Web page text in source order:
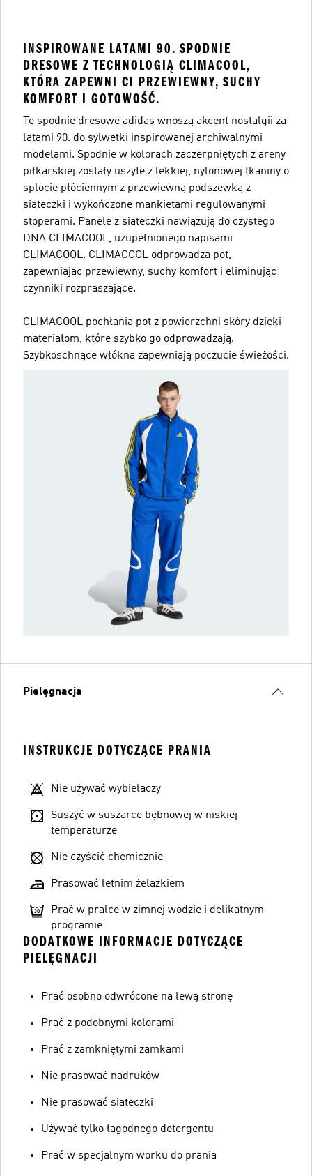
INSPIROWANE LATAMI 90. SPODNIE
DRESOWE Z TECHNOLOGIĄ CLIMACOOL,
KTÓRA ZAPEWNI CI PRZEWIEWNY, SUCHY
KOMFORT I GOTOWOŚĆ.
Te spodnie dresowe adidas wnoszą akcent nostalgii za
latami 90. do sylwetki inspirowanej archiwalnymi
modelami. Spodnie w kolorach zaczerpniętych z areny
piłkarskiej zostały uszyte z lekkiej, nylonowej tkaniny o
splocie płóciennym z przewiewną podszewką z
siateczki i wykończone mankietami regulowanymi
stoperami. Panele z siateczki nawiązują do czystego
DNA CLIMACOOL, uzupełnionego napisami
CLIMACOOL. CLIMACOOL odprowadza pot,
zapewniając przewiewny, suchy komfort i eliminując
czynniki rozpraszające.
CLIMACOOL pochłania pot z powierzchni skóry dzięki
materiałom, które szybko go odprowadzają.
Szybkoschnące włókna zapewniają poczucie świeżości.
Pielęgnacja
INSTRUKCJE DOTYCZĄCE PRANIA
Nie używać wybielaczy
Suszyć w suszarce bębnowej w niskiej
temperaturze
Nie czyścić chemicznie
Prasować letnim żelazkiem
Prać w pralce w zimnej wodzie i delikatnym
programie
DODATKOWE INFORMACJE DOTYCZĄCE
PIELĘGNACJI
Prać osobno odwrócone na lewą stronę
Prać z podobnymi kolorami
Prać z zamkniętymi zamkami
Nie prasować nadruków
Nie prasować siateczki
Używać tylko łagodnego detergentu
Prać w specjalnym worku do prania